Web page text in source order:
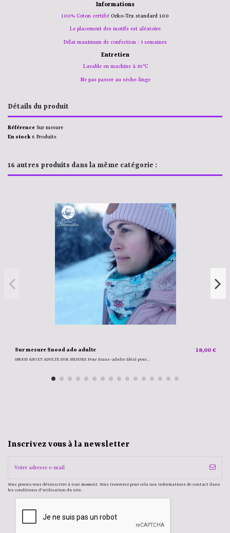
Informations
100% Coton certifié Oeko-Tex standard 100
Le placement des motifs est aléatoire
Délai maximum de confection : 3 semaines
Entretien
Lavable en machine à 30°C
Ne pas passer au sèche-linge
Détails du produit
Référence Sur mesure
En stock 6 Produits
16 autres produits dans la même catégorie :
Sur mesure Snood ado adulte 18,00 €
SNOOD ADO ET ADULTE SUR MESURE Pour 10ans-adulte Idéal pour...
Inscrivez vous à la newsletter
Vous pouvez vous désinscrire à tout moment. Vous trouverez pour cela nos informations de contact dans
les conditions d'utilisation du site.